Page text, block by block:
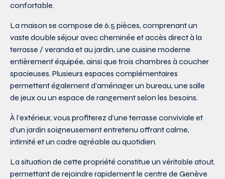
confortable.
La maison se compose de 6.5 pièces, comprenant un
vaste double séjour avec cheminée et accès direct à la
terrasse / veranda et au jardin, une cuisine moderne
entièrement équipée, ainsi que trois chambres à coucher
spacieuses. Plusieurs espaces complémentaires
permettent également d’aménager un bureau, une salle
de jeux ou un espace de rangement selon les besoins.
À l’extérieur, vous profiterez d’une terrasse conviviale et
d’un jardin soigneusement entretenu offrant calme,
intimité et un cadre agréable au quotidien.
La situation de cette propriété constitue un véritable atout,
permettant de rejoindre rapidement le centre de Genève